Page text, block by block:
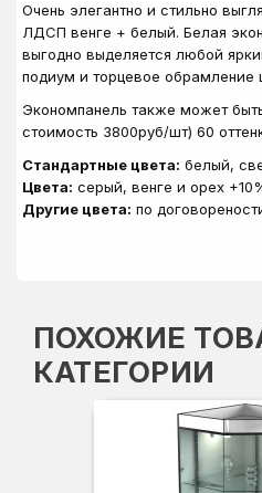
Очень элегантно и стильно
ЛДСП венге + белый. Белая
выгодно выделяется любой
подиум и торцевое обрамление
Экономпанель также может
стоимость 3800руб/шт) 60
Стандартные цвета: белый,
Цвета: серый, венге и орех
Другие цвета: по
ПОХОЖИЕ
КАТЕГОРИИ